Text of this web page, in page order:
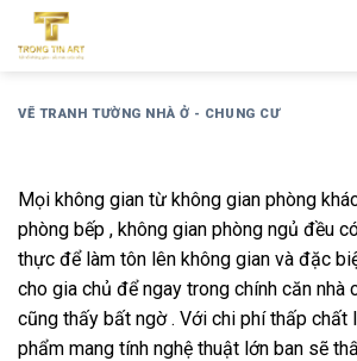
qua
dungVẼ TRANH TƯỜNG NHÀ Ở - CHUNG CƯ
Mọi không gian từ không gian phòng
phòng bếp , không gian phòng ngủ đều
thực để làm tôn lên không gian và đặc
cho gia chủ để ngay trong chính căn nhà
cũng thấy bất ngờ . Với chi phí thấp chất
phẩm mang tính nghệ thuật lớn ban sẽ